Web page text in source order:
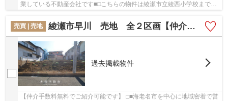
業している不動産会社です■□こちらの物件は綾瀬市立綾西小学校まで
売買 | 売地
綾瀬市早川 売地 全２区画【仲介手数料無料】
過去掲載物件
【仲介手数料無料でご紹介可能です】 □■海老名市を中心に地域密着で営